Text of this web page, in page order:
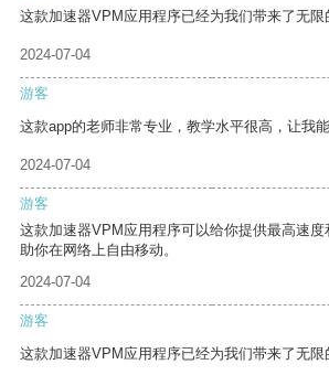
这款加速器VPM应用程序已经为我们带来了无限
2024-07-04
游客
这款app的老师非常专业，教学水平很高，让我
2024-07-04
游客
这款加速器VPM应用程序可以给你提供最高速
助你在网络上自由移动。
2024-07-04
游客
这款加速器VPM应用程序已经为我们带来了无限